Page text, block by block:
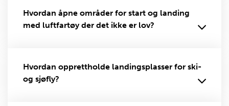
Hvordan åpne områder for start og landing
med luftfartøy der det ikke er lov?
Hvordan opprettholde landingsplasser for ski-
og sjøfly?